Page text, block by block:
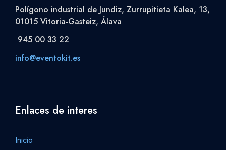
Polígono industrial de Jundiz, Zurrupitieta Kalea, 13,
01015 Vitoria-Gasteiz, Álava
945 00 33 22
info@eventokit.es
Enlaces de interes
Inicio